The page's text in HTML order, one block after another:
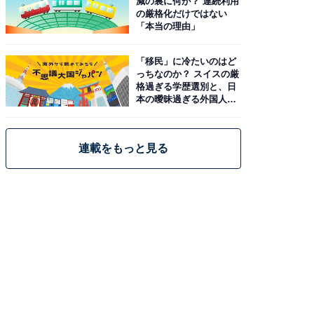
の厳格化だけではない
「本当の理由」
「移民」に冷たいのはど
っちなのか？ スイスの厳
格過ぎる学歴選別と、日
本の曖昧過ぎる外国人政
連載をもっと見る